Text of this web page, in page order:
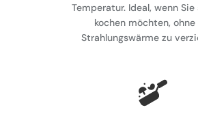
Temperatur. Ideal, wenn
kochen möchten, ohne
Strahlungswärme zu